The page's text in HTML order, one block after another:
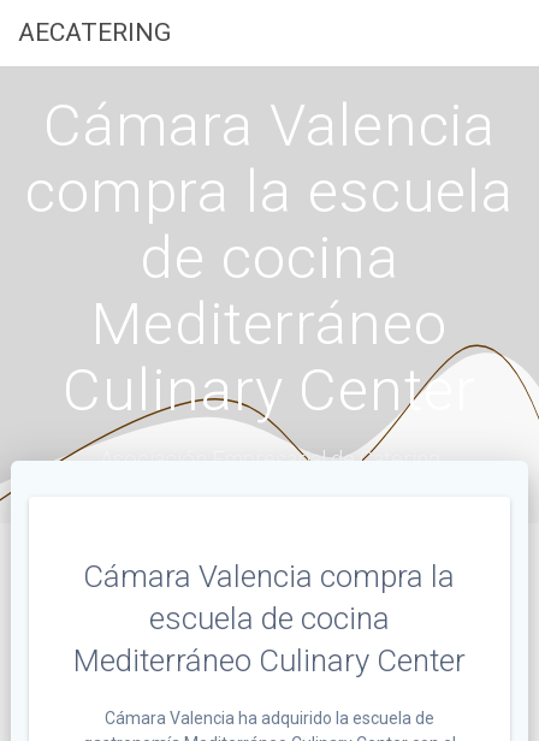
AECATERING
Cámara Valencia
compra la escuela
de cocina
Mediterráneo
Culinary Center
Asociación Empresarial de Catering
Cámara Valencia compra la
escuela de cocina
Mediterráneo Culinary Center
Cámara Valencia ha adquirido la escuela de